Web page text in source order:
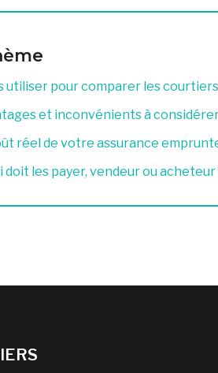
utiliser pour comparer les
et inconvénients à
réel de votre assurance
doit les payer, vendeur ou acheteur